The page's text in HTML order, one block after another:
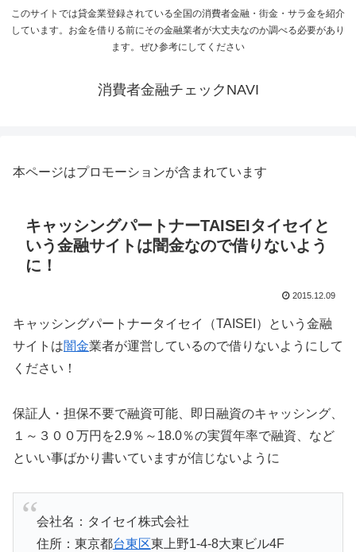
このサイトでは貸金業登録されている全国の消費者金融・街金・サラ金を紹介
しています。お金を借りる前にその金融業者が大丈夫なのか調べる必要があり
ます。ぜひ参考にしてください
消費者金融チェックNAVI
本ページはプロモーションが含まれています
キャッシングパートナーTAISEIタイセイと
いう金融サイトは闇金なので借りないよう
に！
2015.12.09
キャッシングパートナータイセイ（TAISEI）という金融
サイトは闇金業者が運営しているので借りないようにして
ください！
保証人・担保不要で融資可能、即日融資のキャッシング、
１～３００万円を2.9％～18.0％の実質年率で融資、など
といい事ばかり書いていますが信じないように
会社名：タイセイ株式会社
住所：東京都台東区東上野1-4-8大東ビル4F